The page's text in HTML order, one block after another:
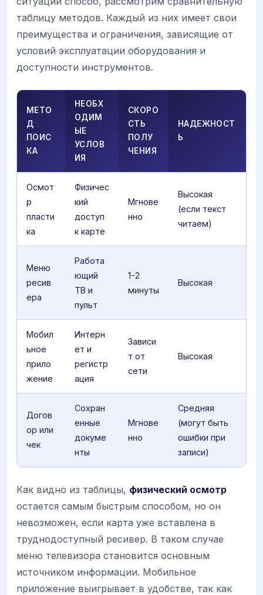
таблицу методов. Каждый из них имеет свои
преимущества и ограничения, зависящие от
условий эксплуатации оборудования и
доступности инструментов.
МЕТО
Д
ПОИС
КА
НЕОБХ
ОДИМ
ЫЕ
УСЛОВ
ИЯ
СКОРО
СТЬ
ПОЛУ
ЧЕНИЯ
НАДЕЖНОСТ
Ь
Осмот
р
пласти
ка
Физичес
кий
доступ
к карте
Мгнове
нно
Высокая
(если текст
читаем)
Меню
ресив
ера
Работа
ющий
ТВ и
пульт
1-2
минуты
Высокая
Мобил
ьное
прило
жение
Интерн
ет и
регистр
ация
Зависи
т от
сети
Высокая
Догов
ор или
чек
Сохран
енные
докуме
нты
Мгнове
нно
Средняя
(могут быть
ошибки при
записи)
Как видно из таблицы, физический осмотр
остается самым быстрым способом, но он
невозможен, если карта уже вставлена в
труднодоступный ресивер. В таком случае
меню телевизора становится основным
источником информации. Мобильное
приложение выигрывает в удобстве, так как